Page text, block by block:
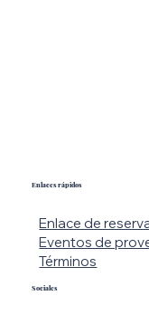
Sociales
Enlaces rápidos
Enlace de
Eventos de
Términos